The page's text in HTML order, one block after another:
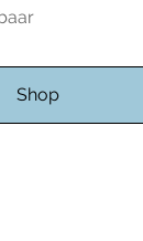
Shop